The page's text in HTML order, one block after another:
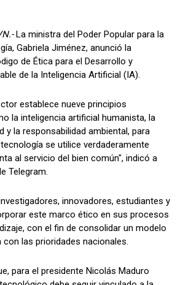
La ministra del Poder Popular para la
Gabriela Jiménez, anunció la
de Ética para el Desarrollo y
de la Inteligencia Artificial (IA).
establece nueve principios
la inteligencia artificial humanista, la
y la responsabilidad ambiental, para
se utilice verdaderamente
al servicio del bien común", indicó a
Telegram.
innovadores, estudiantes y
este marco ético en sus procesos
con el fin de consolidar un modelo
las prioridades nacionales.
para el presidente Nicolás Maduro